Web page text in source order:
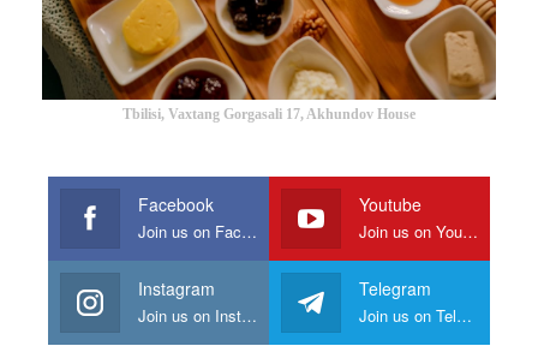
Tbilisi, Vaxtang Gorgasali 17, Akhundov House
Facebook
Join us on Facebook
Youtube
Join us on Youtube
Instagram
Join us on Instagram
Telegram
Join us on Telegram